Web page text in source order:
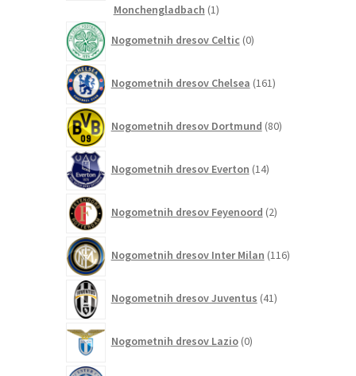
Monchengladbach 11
Nogometnih dresov Celtic 0izdelkov
Nogometnih dresov Chelsea 161izdelkov
Nogometnih dresov Dortmund 80izdelkov
Nogometnih dresov Everton 14izdelkov
Nogometnih dresov Feyenoord 2izdelka
Nogometnih dresov Inter Milan 116izdelkov
Nogometnih dresov Juventus 41izdelkov
Nogometnih dresov Lazio 0izdelkov